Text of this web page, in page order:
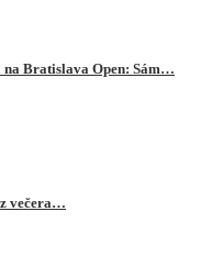
na Bratislava Open: Sám…
večera…